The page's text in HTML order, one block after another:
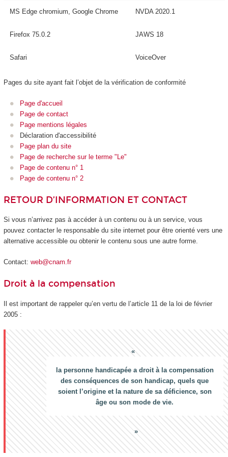
MS Edge chromium, Google Chrome NVDA 2020.1
Firefox 75.0.2 JAWS 18
Safari VoiceOver
Pages du site ayant fait l’objet de la vérification de conformité
Page d'accueil
Page de contact
Page mentions légales
Déclaration d'accessibilité
Page plan du site
Page de recherche sur le terme "Le"
Page de contenu n° 1
Page de contenu n° 2
RETOUR D’INFORMATION ET CONTACT
Si vous n’arrivez pas à accéder à un contenu ou à un service, vous
pouvez contacter le responsable du site internet pour être orienté vers une
alternative accessible ou obtenir le contenu sous une autre forme.
Contact: web@cnam.fr
Droit à la compensation
Il est important de rappeler qu’en vertu de l’article 11 de la loi de février
2005 :
la personne handicapée a droit à la compensation
des conséquences de son handicap, quels que
soient l’origine et la nature de sa déficience, son
âge ou son mode de vie.